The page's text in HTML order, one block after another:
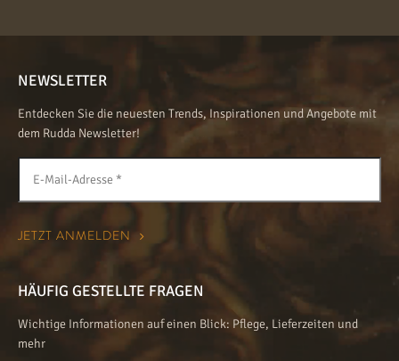
NEWSLETTER
Entdecken Sie die neuesten Trends, Inspirationen und Angebote mit
dem Rudda Newsletter!
HÄUFIG GESTELLTE FRAGEN
Wichtige Informationen auf einen Blick: Pflege, Lieferzeiten und
mehr